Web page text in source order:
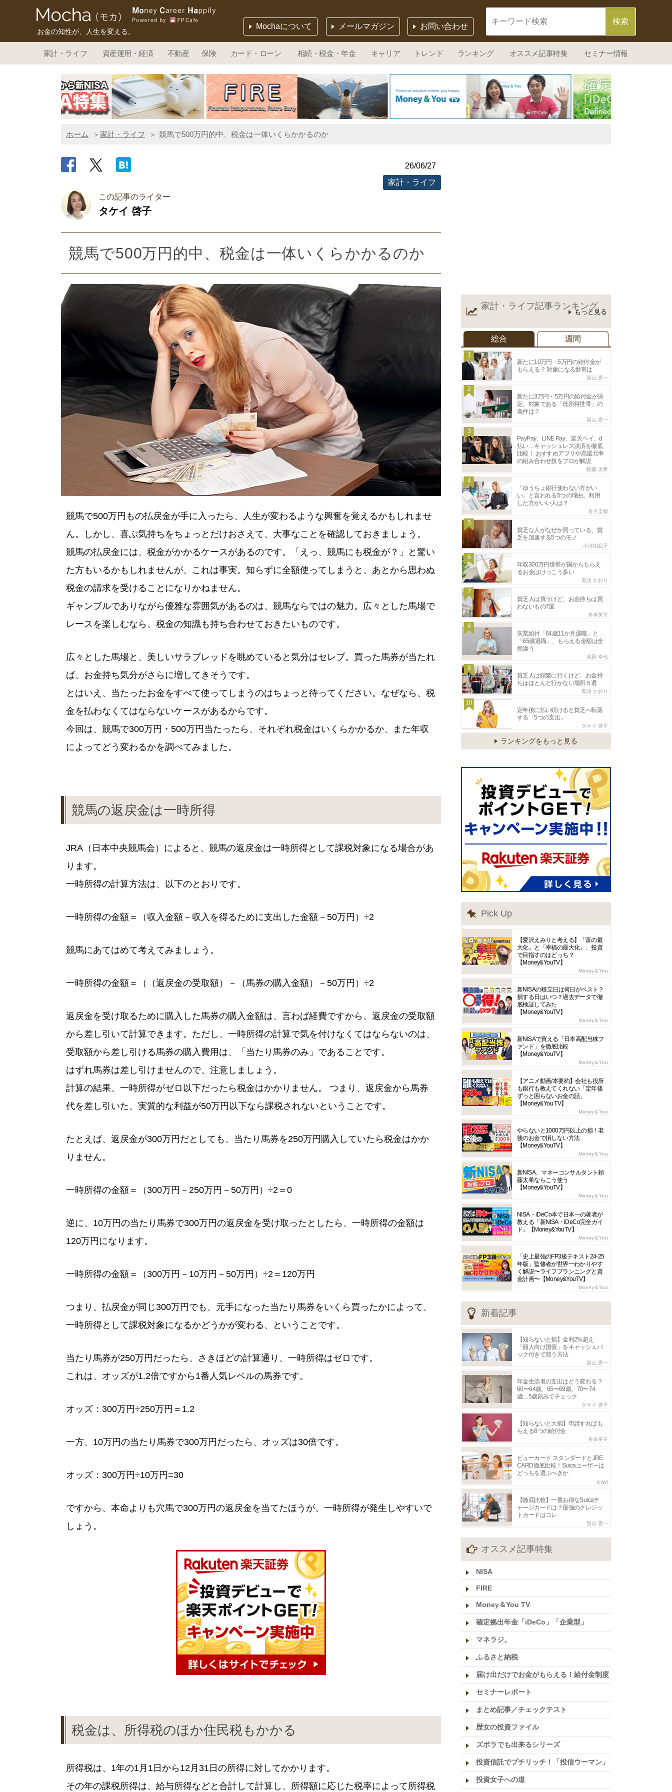
お金の知性が、人生を変える。
お問い合わせ
メールマガジン
Mochaについて
家計・ライフ 資産運用・経済 不動産 保険 カード・ローン 相続・税金・年金 キャリア トレンド ランキング オススメ記事特集 セミナー情報
ホーム 家計・ライフ 競馬で500万円的中、税金は一体いくらかかるのか
26/06/27
家計・ライフ
この記事のライター
タケイ 啓子
競馬で500万円的中、税金は一体いくらかかるのか
競馬で500万円もの払戻金が手に入ったら、人生が変わるような興奮を覚えるかもしれませ
ん。しかし、喜ぶ気持ちをちょっとだけおさえて、大事なことを確認しておきましょう。
競馬の払戻金には、税金がかかるケースがあるのです。「えっ、競馬にも税金が？」と驚い
た方もいるかもしれませんが、これは事実。知らずに全額使ってしまうと、あとから思わぬ
税金の請求を受けることになりかねません。
ギャンブルでありながら優雅な雰囲気があるのは、競馬ならではの魅力。広々とした馬場で
レースを楽しむなら、税金の知識も持ち合わせておきたいものです。
広々とした馬場と、美しいサラブレッドを眺めていると気分はセレブ。買った馬券が当たれ
ば、お金持ち気分がさらに増してきそうです。
とはいえ、当たったお金をすべて使ってしまうのはちょっと待ってください。なぜなら、税
金を払わなくてはならないケースがあるからです。
今回は、競馬で300万円・500万円当たったら、それぞれ税金はいくらかかるか、また年収
によってどう変わるかを調べてみました。
競馬の返戻金は一時所得
JRA（日本中央競馬会）によると、競馬の返戻金は一時所得として課税対象になる場合があ
ります。
一時所得の計算方法は、以下のとおりです。
一時所得の金額＝（収入金額－収入を得るために支出した金額－50万円）÷2
競馬にあてはめて考えてみましょう。
一時所得の金額＝（（返戻金の受取額）－（馬券の購入金額）－50万円）÷2
返戻金を受け取るために購入した馬券の購入金額は、言わば経費ですから、返戻金の受取額
から差し引いて計算できます。ただし、一時所得の計算で気を付けなくてはならないのは、
受取額から差し引ける馬券の購入費用は、「当たり馬券のみ」であることです。
はずれ馬券は差し引けませんので、注意しましょう。
計算の結果、一時所得がゼロ以下だったら税金はかかりません。 つまり、返戻金から馬券
代を差し引いた、実質的な利益が50万円以下なら課税されないということです。
たとえば、返戻金が300万円だとしても、当たり馬券を250万円購入していたら税金はかか
りません。
一時所得の金額＝（300万円－250万円－50万円）÷2＝0
逆に、10万円の当たり馬券で300万円の返戻金を受け取ったとしたら、一時所得の金額は
120万円になります。
一時所得の金額＝（300万円－10万円－50万円）÷2＝120万円
つまり、払戻金が同じ300万円でも、元手になった当たり馬券をいくら買ったかによって、
一時所得として課税対象になるかどうかが変わる、ということです。
当たり馬券が250万円だったら、さきほどの計算通り、一時所得はゼロです。
これは、オッズが1.2倍ですから1番人気レベルの馬券です。
オッズ：300万円÷250万円＝1.2
一方、10万円の当たり馬券で300万円だったら、オッズは30倍です。
オッズ：300万円÷10万円=30
ですから、本命よりも穴馬で300万円の返戻金を当てたほうが、一時所得が発生しやすいで
しょう。
税金は、所得税のほか住民税もかかる
所得税は、1年の1月1日から12月31日の所得に対してかかります。
その年の課税所得は、給与所得などと合計して計算し、所得額に応じた税率によって所得税
家計・ライフ記事ランキング
もっと見る
総合 週間
1
新たに10万円・5万円の給付金が
もらえる？ 対象になる世帯は
畠山 憲一
2
新たに3万円・5万円の給付金が決
定。対象である「低所得世帯」の
条件は？
畠山 憲一
3
PayPay、LINE Pay、楽天ペイ、d
払い…キャッシュレス決済を徹底
比較！ おすすめアプリや高還元率
の組み合わせ技をプロが解説
頼藤 太希
4
「ゆうちょ銀行使わない方がい
い」と言われる5つの理由。利用
した方がいい人は？
金子圭都
5
貧乏な人がなぜか買っている、貧
乏を加速する5つのモノ
小河由紀子
6
年収300万円世帯が国からもらえ
るお金はけっこう多い
黒須 かおり
7
貧乏人は買うけど、お金持ちは買
わないもの7選
舟本美子
8
失業給付「64歳11か月退職」と
「65歳退職」、もらえる金額は全
然違う
池田 幸代
9
貧乏人は頻繁に行くけど、お金持
ちはほとんど行かない場所５選
黒須 かおり
10
定年後に払い続けると貧乏へ転落
する「5つの支出」
タケイ 啓子
ランキングをもっと見る
Pick Up
【愛沢えみりと考える】「富の最
大化」と「幸福の最大化」、投資
で目指すのはどっち？
【Money&YouTV】
Money＆You
新NISAの積立日は何日がベスト？
損する日はいつ？過去データで徹
底検証してみた
【Money&YouTV】
Money＆You
新NISAで買える「日本高配当株フ
ァンド」を徹底比較
【Money&YouTV】
Money＆You
【アニメ動画/本要約】会社も役所
も銀行も教えてくれない「定年後
ずっと困らないお金の話」
【Money&You TV】
Money＆You
やらないと1000万円以上の損！老
後のお金で損しない方法
【Money&YouTV】
Money＆You
新NISA、マネーコンサルタント頼
藤太希ならこう使う
【Money&YouTV】
Money＆You
NISA・iDeCo本で日本一の著者が
教える「新NISA・iDeCo完全ガイ
ド」【Money&YouTV】
Money＆You
「史上最強のFP3級テキスト24-25
年版」監修者が世界一わかりやす
く解説〜ライフプランニングと資
金計画〜【Money&YouTV】
Money＆You
新着記事
【知らないと損】金利2%超え
「個人向け国債」をキャッシュバ
ック付きで買う方法
畠山 憲一
年金生活者の支出はどう変わる？
60〜64歳、65〜69歳、70〜74
歳…5歳刻みでチェック
タケイ 啓子
【知らないと大損】申請すればも
らえる8つの給付金
舟本美子
ビューカード スタンダードとJRE
CARD徹底比較！Suicaユーザーは
どっちを選ぶべきか
KIWI
【徹底比較】一番お得なSuicaチ
ャージカードは？最強のクレジッ
トカードはコレ
畠山 憲一
オススメ記事特集
NISA
FIRE
Money＆You TV
確定拠出年金「iDeCo」「企業型」
マネラジ。
ふるさと納税
届け出だけでお金がもらえる！給付金制度
セミナーレポート
まとめ記事／チェックテスト
歴女の投資ファイル
ズボラでも出来るシリーズ
投資信託でプチリッチ！「投信ウーマン」
投資女子への道